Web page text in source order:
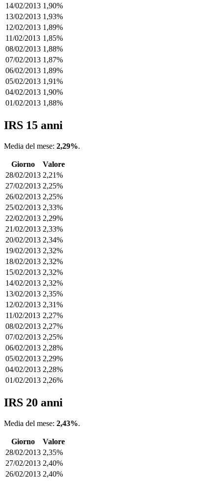
14/02/2013 1,90%
13/02/2013 1,93%
12/02/2013 1,89%
11/02/2013 1,85%
08/02/2013 1,88%
07/02/2013 1,87%
06/02/2013 1,89%
05/02/2013 1,91%
04/02/2013 1,90%
01/02/2013 1,88%
IRS 15 anni
Media del mese: 2,29%.
Giorno
Valore
28/02/2013 2,21%
27/02/2013 2,25%
26/02/2013 2,25%
25/02/2013 2,33%
22/02/2013 2,29%
21/02/2013 2,33%
20/02/2013 2,34%
19/02/2013 2,32%
18/02/2013 2,32%
15/02/2013 2,32%
14/02/2013 2,32%
13/02/2013 2,35%
12/02/2013 2,31%
11/02/2013 2,27%
08/02/2013 2,27%
07/02/2013 2,25%
06/02/2013 2,28%
05/02/2013 2,29%
04/02/2013 2,28%
01/02/2013 2,26%
IRS 20 anni
Media del mese: 2,43%.
Giorno
Valore
28/02/2013 2,35%
27/02/2013 2,40%
26/02/2013 2,40%